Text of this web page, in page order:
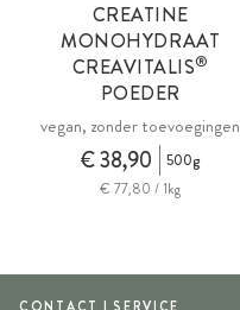
CREATINE
MONOHYDRAAT
CREAVITALIS®
POEDER
vegan, zonder toevoegingen
€ 38,90
500g
€ 77,80 / 1kg